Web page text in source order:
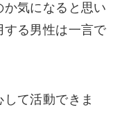
気になると思い
する男性は一言で
て活動できま